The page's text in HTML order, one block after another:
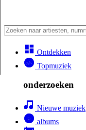
Ontdekken
Topmuziek
onderzoeken
Nieuwe muziek
albums